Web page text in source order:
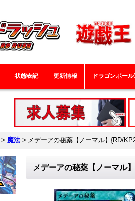
状態表記 更新情報 ドラゴンボー
> 魔法 > メデーアの秘薬【ノーマル】{RD/
メデーアの秘薬【ノーマル